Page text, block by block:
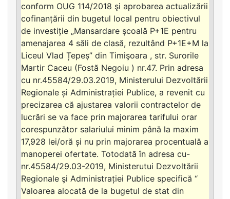
conform OUG 114/2018 şi aprobarea actualizării
cofinanțării din bugetul local pentru obiectivul
de investiție „Mansardare şcoală P+1E pentru
amenajarea 4 săli de clasă, rezultând P+1E+M la
Liceul Vlad Țepeș” din Timişoara , str. Surorile
Martir Caceu (Fostă Negoiu ) nr.47. Prin adresa
cu nr.45584/29.03.2019, Ministerului Dezvoltării
Regionale și Administrației Publice, a revenit cu
precizarea că ajustarea valorii contractelor de
lucrări se va face prin majorarea tarifului orar
corespunzător salariului minim până la maxim
17,928 lei/oră și nu prin majorarea procentuală a
manoperei ofertate. Totodată în adresa cu-
nr.45584/29.03-2019, Ministerutui Dezvoltării
Regionale şi Administrației Publice specifică “
Valoarea alocată de la bugetul de stat din